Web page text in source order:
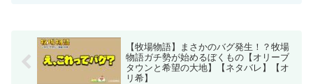
【牧場物語】まさかのバグ発生！？牧場
物語ガチ勢が始めるぼくもの【オリーブ
タウンと希望の大地】【ネタバレ】【オ
リ希】